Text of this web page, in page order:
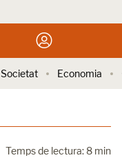
Societat Economia
Temps de lectura: 8 min